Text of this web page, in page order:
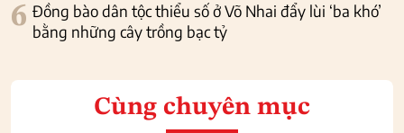
6 Đồng bào dân tộc thiểu số ở Võ Nhai đẩy lùi ‘ba khó’
bằng những cây trồng bạc tỷ
Cùng chuyên mục